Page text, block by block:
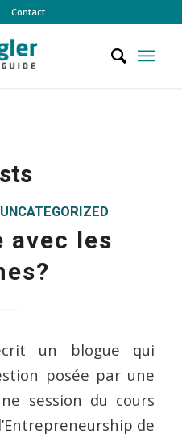
Contact
UNCATEGORIZED
avec les
un blogue qui
posée par une
session du cours
de